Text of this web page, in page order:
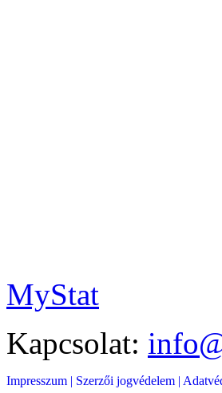
MyStat
Kapcsolat:
Impresszum | Szerzői jogvédelem |